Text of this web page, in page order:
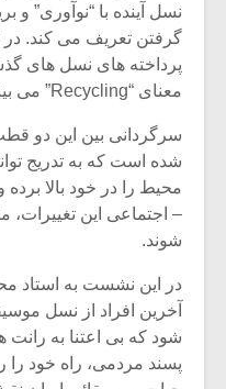
نسل آینده با “نوآوری” و
گرفتن تعریف می کند. در
پرداخته های نسل های
معنای “Recycling” می بیند!
سرگردانی بین این دو
شده است که به تدریج
محیط را در خود بالا
– اجتماعی این
شوند.
در این نشست به استاد
آخرین افراد از نسل
شود که بی اعتنا به رانت
پسند مردمی، راه خود را